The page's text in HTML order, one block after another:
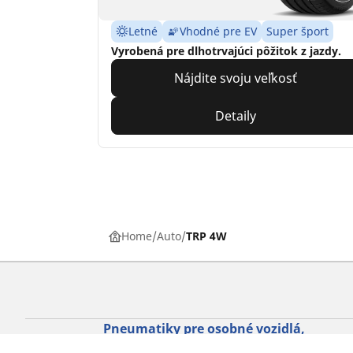
Letné Vhodné pre EV
Super šport
Vyrobená pre dlhotrvajúci pôžitok z jazdy.
Nájdite svoju veľkosť
Detaily
Home Auto TRP 4W
Pneumatiky pre osobné vozidlá,